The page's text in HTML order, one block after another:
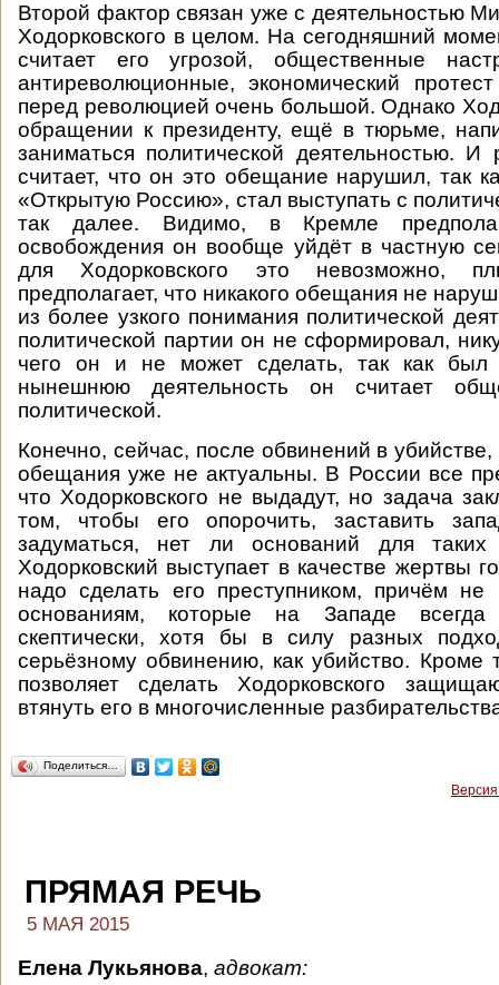
Второй фактор связан уже с деятельностью
Ходорковского в целом. На сегодняшний
считает его угрозой, общественные
антиреволюционные, экономический
перед революцией очень большой. Однако
обращении к президенту, ещё в тюрьме,
заниматься политической деятельностью. И
считает, что он это обещание нарушил, так
«Открытую Россию», стал выступать с
так далее. Видимо, в Кремле
освобождения он вообще уйдёт в частную
для Ходорковского это невозможно,
предполагает, что никакого обещания не
из более узкого понимания политической
политической партии он не сформировал,
чего он и не может сделать, так как
нынешнюю деятельность он считает
политической.
Конечно, сейчас, после обвинений в
обещания уже не актуальны. В России все
что Ходорковского не выдадут, но задача
том, чтобы его опорочить, заставить
задуматься, нет ли оснований для
Ходорковский выступает в качестве жертвы
надо сделать его преступником, причём не
основаниям, которые на Западе всегда
скептически, хотя бы в силу разных
серьёзному обвинению, как убийство. Кроме
позволяет сделать Ходорковского
втянуть его в многочисленные
Поделиться…
ПРЯМАЯ РЕЧЬ
5 МАЯ 2015
Елена Лукьянова, адвокат: